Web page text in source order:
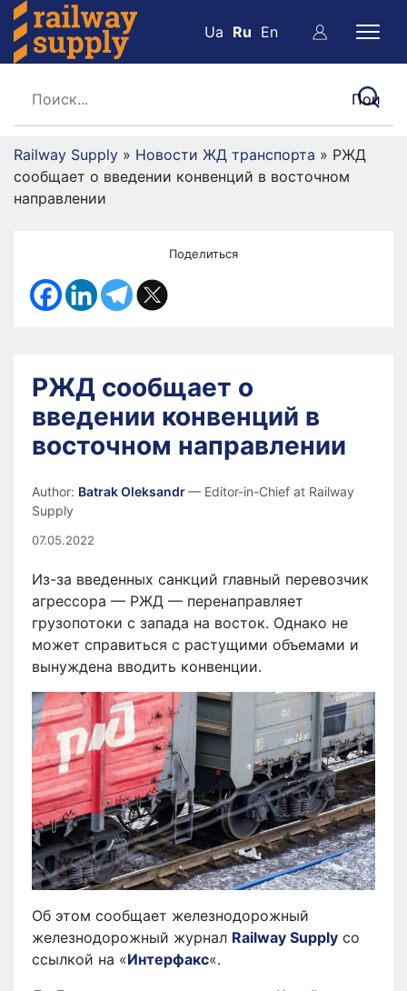
Ua Ru En
Railway Supply » Новости ЖД транспорта » РЖД
сообщает о введении конвенций в восточном
направлении
Поделиться
РЖД сообщает о
введении конвенций в
восточном направлении
Author: Batrak Oleksandr— Editor-in-Chief at Railway
Supply
07.05.2022
Из-за введенных санкций главный перевозчик
агрессора — РЖД — перенаправляет
грузопотоки с запада на восток. Однако не
может справиться с растущими объемами и
вынуждена вводить конвенции.
Об этом сообщает железнодорожный
железнодорожный журнал Railway Supply со
ссылкой на «Интерфакс«.